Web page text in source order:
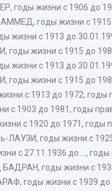
годы жизни с 1906 до
годы жизни с 1915
жизни с 1913 до
жизни с 1915 до
жизни с 1913 до
жизни с 1915 до
с 1913 до 1972, годы
с 1903 до 1981, годы
с 1920 до 1971, годы
годы жизни с
с 27.11.1936 до ..., годы
годы жизни с
годы жизни с 1939 до